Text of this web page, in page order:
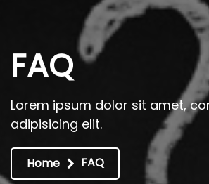
FAQ
Lorem ipsum dolor sit amet,
adipisicing elit.
Home FAQ